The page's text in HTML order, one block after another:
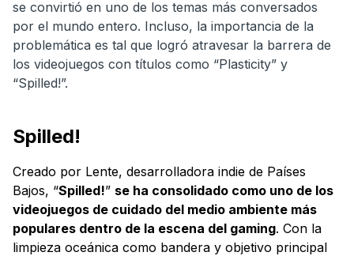
se convirtió en uno de los temas más conversados
por el mundo entero. Incluso, la importancia de la
problemática es tal que logró atravesar la barrera de
los videojuegos con títulos como “Plasticity” y
“Spilled!”.
Spilled!
Creado por Lente, desarrolladora indie de Países
Bajos, “Spilled!” se ha consolidado como uno de los
videojuegos de cuidado del medio ambiente más
populares dentro de la escena del gaming. Con la
limpieza oceánica como bandera y objetivo principal